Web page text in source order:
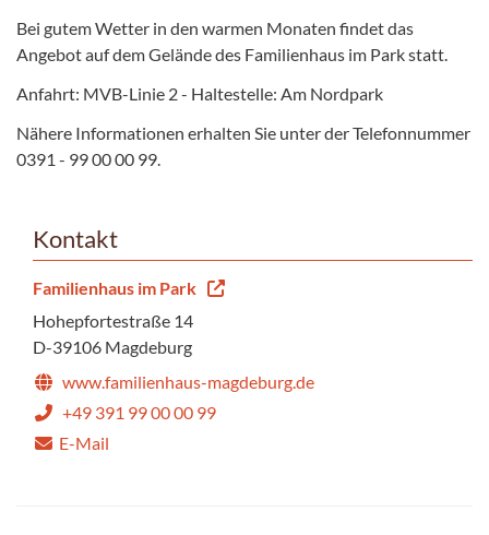
Bei gutem Wetter in den warmen Monaten findet das
Angebot auf dem Gelände des Familienhaus im Park statt.
Anfahrt: MVB-Linie 2 - Haltestelle: Am Nordpark
Nähere Informationen erhalten Sie unter der Telefonnummer
0391 - 99 00 00 99.
Kontakt
Familienhaus im Park
Hohepfortestraße 14
D-39106 Magdeburg
www.familienhaus-magdeburg.de
+49 391 99 00 00 99
E-Mail